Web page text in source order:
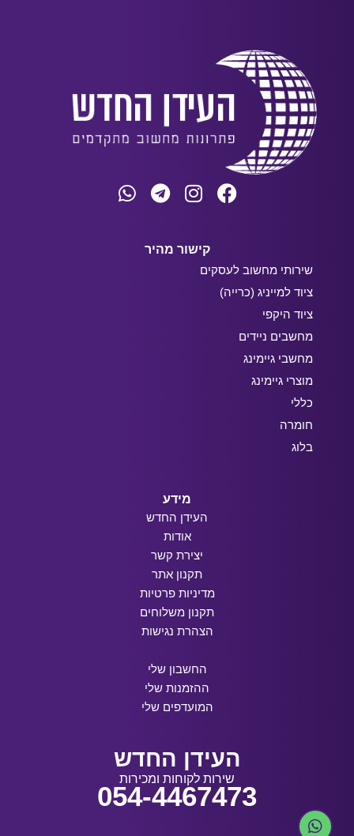
קישור מהיר
שירותי מחשוב לעסקים
ציוד למייניג (כרייה)
ציוד היקפי
מחשבים ניידים
מחשבי גיימינג
מוצרי גיימינג
כללי
חומרה
בלוג
מידע
העידן החדש
אודות
יצירת קשר
תקנון אתר
מדיניות פרטיות
תקנון משלוחים
הצהרת נגישות
החשבון שלי
ההזמנות שלי
המועדפים שלי
העידן החדש
שירות לקוחות ומכירות
054-4467473